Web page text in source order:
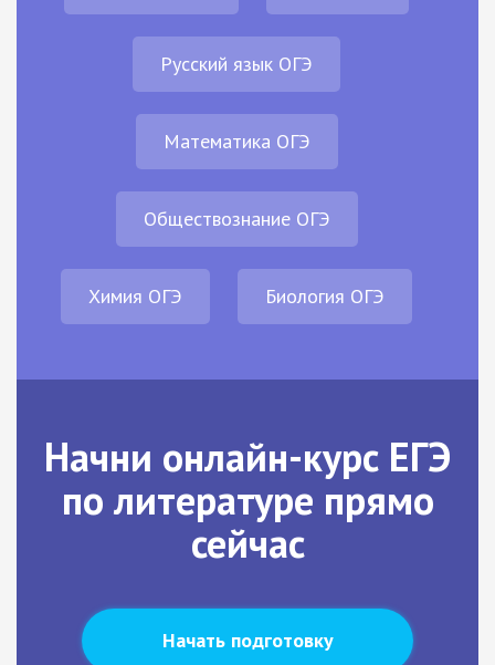
Русский язык ОГЭ
Математика ОГЭ
Обществознание ОГЭ
Химия ОГЭ Биология ОГЭ
Начни онлайн-курс ЕГЭ
по литературе прямо
сейчас
Начать подготовку